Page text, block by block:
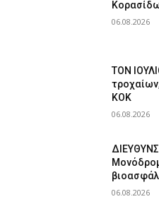
06.08.2026
ΤΟΝ
ΚΟΚ
06.08.2026
06.08.2026